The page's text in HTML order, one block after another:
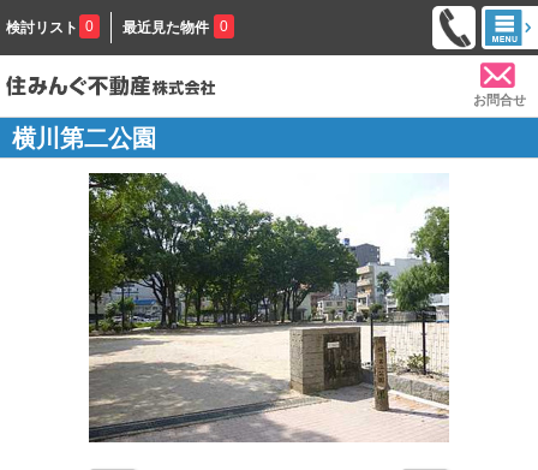
検討リスト 0 最近見た物件 0
お問合せ
横川第二公園